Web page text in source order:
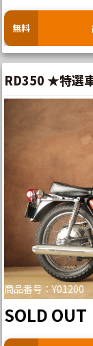
無料
RD350 ★特選
商品番号：Y01200
SOLD OUT